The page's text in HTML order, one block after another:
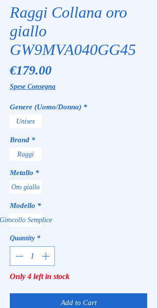
Raggi Collana oro
giallo
GW9MVA040GG45
€179.00Price
Spese Consegna
Genere (Uomo/Donna) *
Unisex
Brand *
Raggi
Metallo *
Oro giallo
Modello *
Semplice
Quantity *
Only 4 left in stock
Add to Cart